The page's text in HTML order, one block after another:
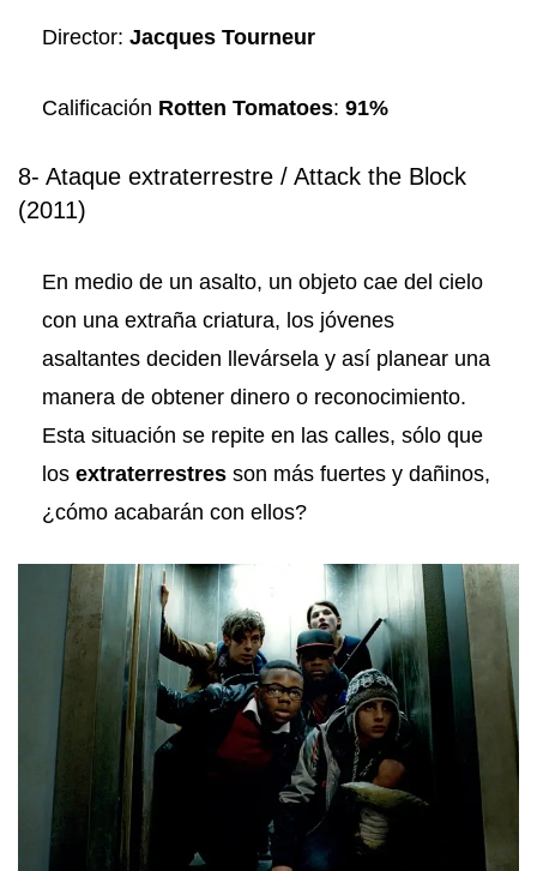
Director: Jacques Tourneur
Calificación Rotten Tomatoes: 91%
8- Ataque extraterrestre / Attack the Block
(2011)
En medio de un asalto, un objeto cae del cielo
con una extraña criatura, los jóvenes
asaltantes deciden llevársela y así planear una
manera de obtener dinero o reconocimiento.
Esta situación se repite en las calles, sólo que
los extraterrestres son más fuertes y dañinos,
¿cómo acabarán con ellos?